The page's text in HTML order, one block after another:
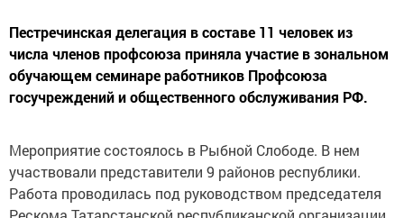
Пестречинская делегация в составе 11 человек из
числа членов профсоюза приняла участие в зональном
обучающем семинаре работников Профсоюза
госучреждений и общественного обслуживания РФ.
Мероприятие состоялось в Рыбной Слободе. В нем
участвовали представители 9 районов республики.
Работа проводилась под руководством председателя